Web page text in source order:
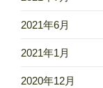
2021年6月
2021年1月
2020年12月